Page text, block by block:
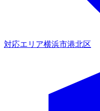
対応エリア横浜市港北区